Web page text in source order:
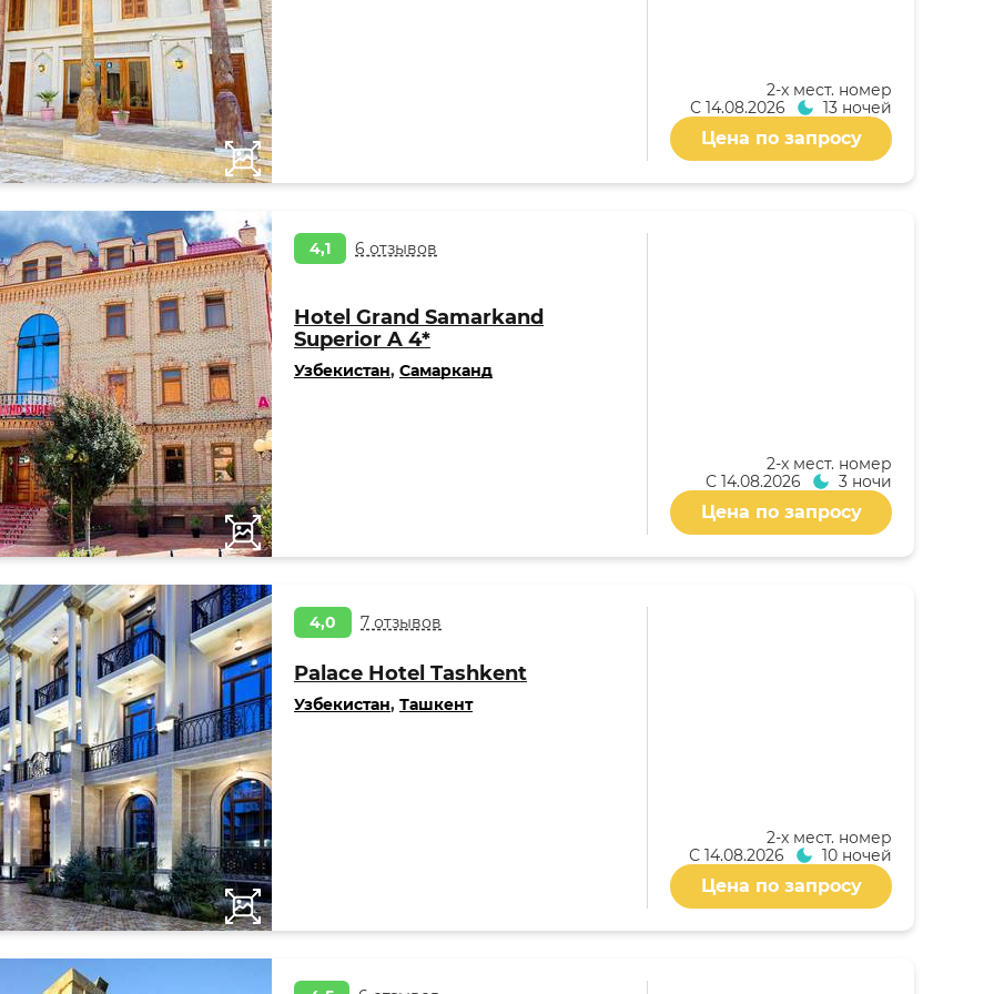
2-x мест. номер
С 14.08.2026 13 ночей
Цена по запросу
4,1 6 отзывов
Hotel Grand Samarkand
Superior A 4*
Узбекистан, Самарканд
2-x мест. номер
С 14.08.2026 3 ночи
Цена по запросу
4,0 7 отзывов
Palace Hotel Tashkent
Узбекистан, Ташкент
2-x мест. номер
С 14.08.2026 10 ночей
Цена по запросу